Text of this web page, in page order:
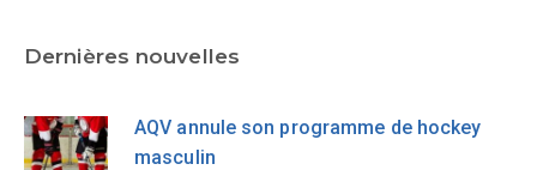
Dernières nouvelles
AQV annule son programme de hockey
masculin